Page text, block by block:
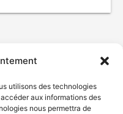
utilisons des technologies
aux informations des
nous permettra de